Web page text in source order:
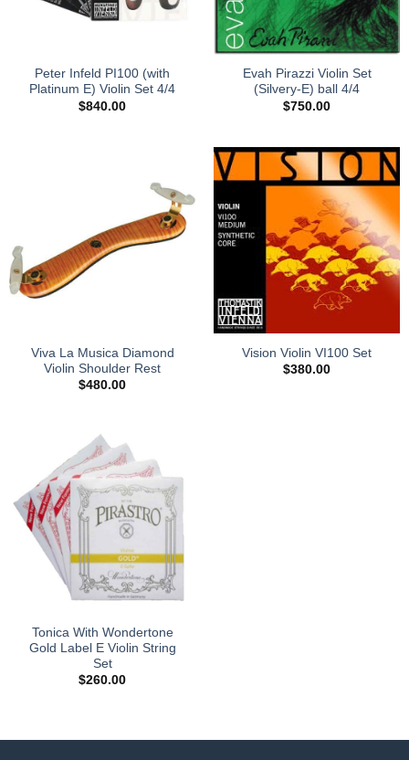
Peter Infeld PI100 (with
Platinum E) Violin Set 4/4
$840.00
Evah Pirazzi Violin Set
(Silvery-E) ball 4/4
$750.00
Viva La Musica Diamond
Violin Shoulder Rest
$480.00
Vision Violin VI100 Set
$380.00
Tonica With Wondertone
Gold Label E Violin String
Set
$260.00